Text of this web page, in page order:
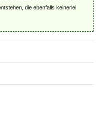
die ebenfalls keinerlei